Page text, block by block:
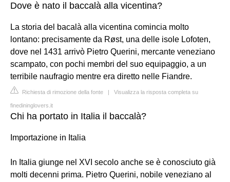
Dove è nato il baccalà alla vicentina?
La storia del bacalà alla vicentina comincia molto
lontano: precisamente da Røst, una delle isole Lofoten,
dove nel 1431 arrivò Pietro Querini, mercante veneziano
scampato, con pochi membri del suo equipaggio, a un
terribile naufragio mentre era diretto nelle Fiandre.
Richiesta di rimozione della fonte | Visualizza la risposta completa su
finedininglovers.it
Chi ha portato in Italia il baccalà?
Importazione in Italia
In Italia giunge nel XVI secolo anche se è conosciuto già
molti decenni prima. Pietro Querini, nobile veneziano al